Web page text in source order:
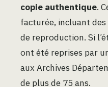
copie authentique.
facturée, incluant
de reproduction. Si
ont été reprises par
aux Archives
de plus de 75 ans.